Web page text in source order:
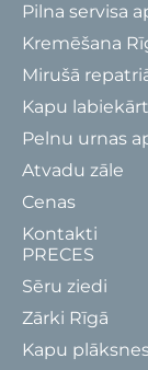
Pilna servisa
Kremēšana
Mirušā
Kapu
Pelnu urnas
Atvadu zāle
Cenas
Kontakti
PRECES
Sēru ziedi
Zārki Rīgā
Kapu